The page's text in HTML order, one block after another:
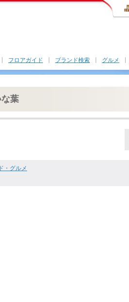
フロアガイド ブランド検索 グルメ
葉
・グルメ